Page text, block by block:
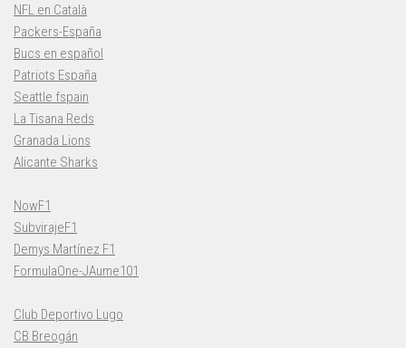
NFL en Català
Packers-España
Bucs en español
Patriots España
Seattle fspain
La Tisana Reds
Granada Lions
Alicante Sharks
NowF1
SubvirajeF1
Demys Martínez F1
FormulaOne-JAume101
Club Deportivo Lugo
CB Breogán